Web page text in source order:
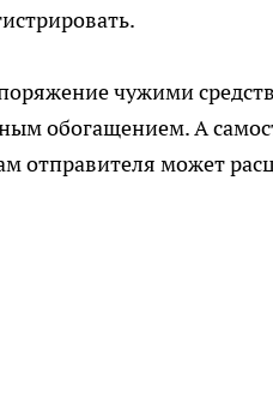
чужими
обогащением. А
отправителя может